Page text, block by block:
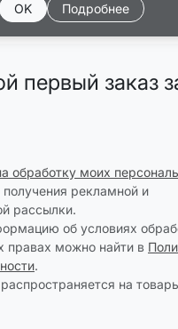
OK
Подробнее
первый заказ
обработку моих
получения рекламной и
рассылки.
об условиях
правах можно найти в
.
на